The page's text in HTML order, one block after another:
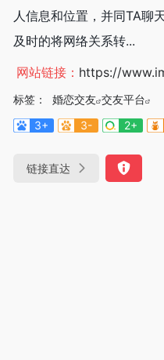
人信息和位置，并同TA聊
及时的将网络关系转...
网站链接： https://
标签： 婚恋交友 交友平台
3+
3- 2+
链接直达